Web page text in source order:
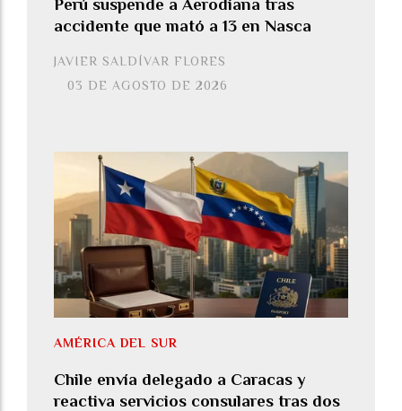
accidente que mató a 13 en Nasca
JAVIER SALDÍVAR FLORES
03 DE AGOSTO DE 2026
Chile envía delegado a Caracas y
reactiva servicios consulares tras dos
AMÉRICA DEL SUR